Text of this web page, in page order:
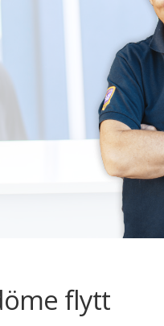
flytt